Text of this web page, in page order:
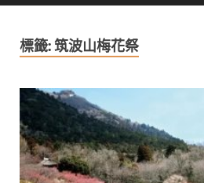
標籤:筑波山梅花祭